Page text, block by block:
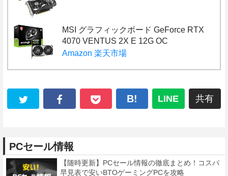
MSI グラフィックボード GeForce RTX
4070 VENTUS 2X E 12G OC
Amazon 楽天市場
B! LINE 共有
PCセール情報
【随時更新】PCセール情報の徹底まとめ！コスパ
早見表で安いBTOゲーミングPCを攻略